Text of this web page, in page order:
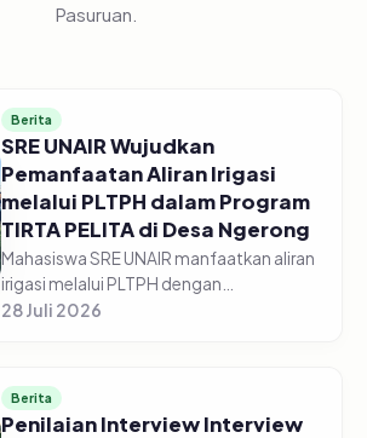
Pasuruan.
Berita
SRE UNAIR Wujudkan
Pemanfaatan Aliran Irigasi
melalui PLTPH dalam Program
TIRTA PELITA di Desa Ngerong
Mahasiswa SRE UNAIR manfaatkan aliran
irigasi melalui PLTPH dengan
memberdayakan warga Desa Ngerong di
potensi aliran...
28 Juli 2026
Berita
Penilaian Interview Interview